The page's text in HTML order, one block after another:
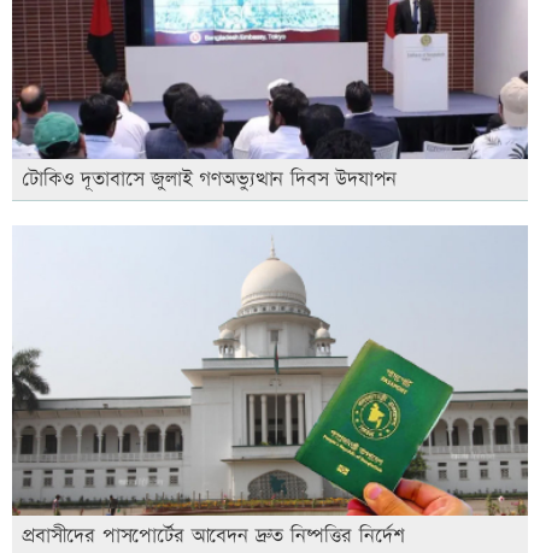
টোকিও দূতাবাসে জুলাই গণঅভ্যুত্থান দিবস উদযাপন
প্রবাসীদের পাসপোর্টের আবেদন দ্রুত নিষ্পত্তির নির্দেশ